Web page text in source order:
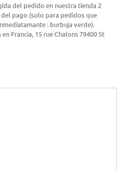
del pedido en nuestra tienda 2
pago (solo para pedidos que
: burbuja verde).
Francia, 15 rue Chalons 79400 St